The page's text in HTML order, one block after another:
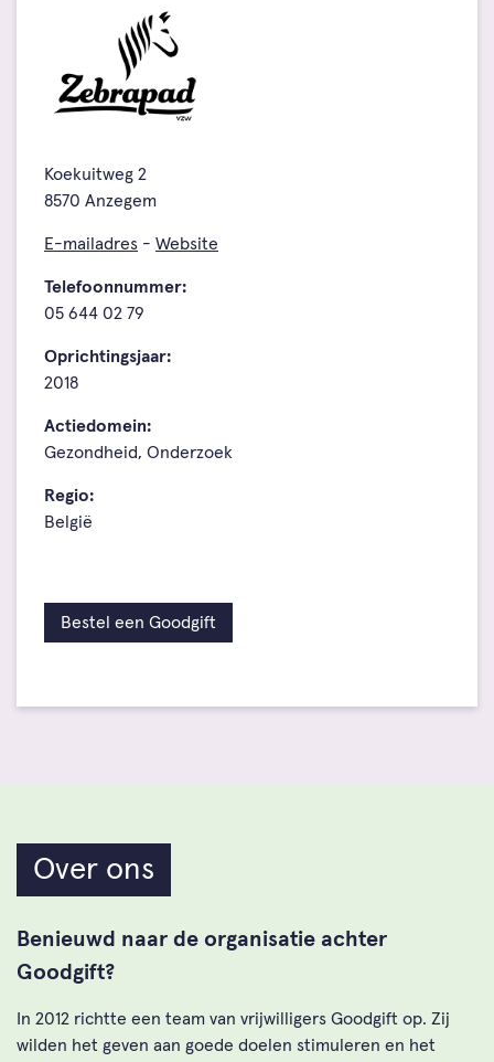
Koekuitweg 2
8570 Anzegem
E-mailadres - Website
Telefoonnummer:
05 644 02 79
Oprichtingsjaar:
2018
Actiedomein:
Gezondheid, Onderzoek
Regio:
België
Bestel een Goodgift
Over ons
Benieuwd naar de organisatie achter
Goodgift?
In 2012 richtte een team van vrijwilligers Goodgift op. Zij
wilden het geven aan goede doelen stimuleren en het